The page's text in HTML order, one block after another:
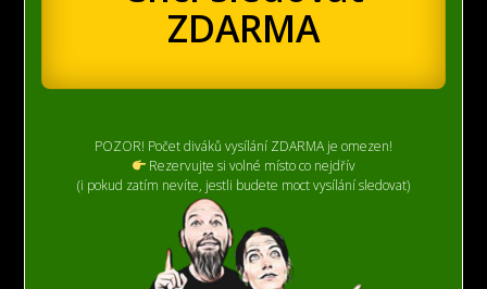
ZDARMA
POZOR! Počet diváků vysílání ZDARMA je omezen!
Rezervujte si volné místo co nejdřív
(i pokud zatím nevíte, jestli budete moct vysílání sledovat)